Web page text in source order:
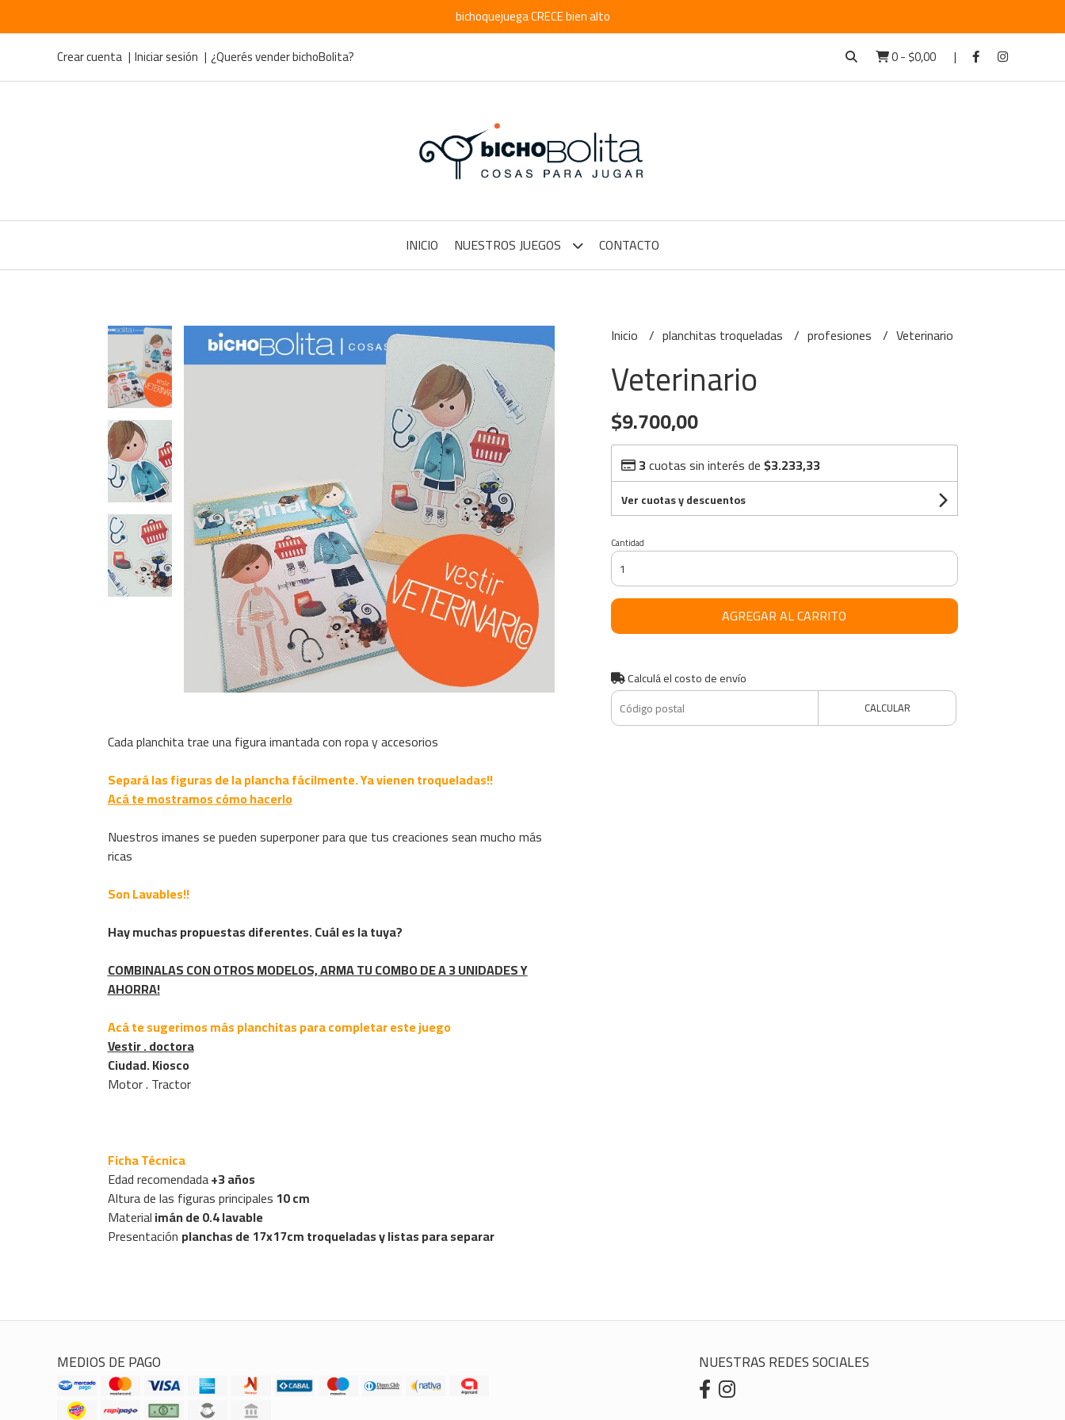
bichoquejuega CRECE bien alto
Crear cuenta Iniciar sesión ¿Querés vender bichoBolita? 0-$0,00
INICIO NUESTROS JUEGOS CONTACTO
Cada planchita trae una figura imantada con ropa y accesorios
Separá las figuras de la plancha fácilmente. Ya vienen troqueladas!!
Acá te mostramos cómo hacerlo
Nuestros imanes se pueden superponer para que tus creaciones sean mucho más
ricas
Son Lavables!!
Hay muchas propuestas diferentes. Cuál es la tuya?
COMBINALAS CON OTROS MODELOS, ARMA TU COMBO DE A 3 UNIDADES Y
AHORRA!
Acá te sugerimos más planchitas para completar este juego
Vestir . doctora
Ciudad. Kiosco
Motor . Tractor
Ficha Técnica
Edad recomendada+3 años
Altura de las figuras principales 10 cm
Materialimán de 0.4 lavable
Presentación planchas de 17x17cm troqueladas y listas para separar
Inicio planchitas troqueladas profesiones Veterinario
Veterinario
$9.700,00
3cuotas sin interés de$3.233,33
Ver cuotas y descuentos
Cantidad
AGREGAR AL CARRITO
Calculá el costo de envío
CALCULAR
MEDIOS DE PAGO NUESTRAS REDES SOCIALES